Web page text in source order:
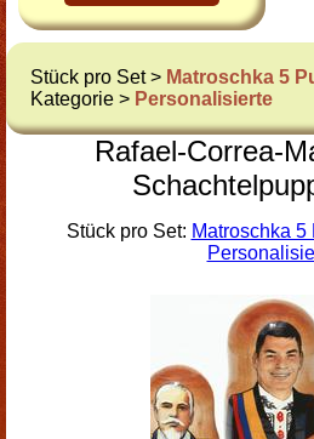
Stück pro Set > Matroschka 5
Kategorie > Personalisierte
Rafael-Correa-
Stück pro Set: Matroschka 5